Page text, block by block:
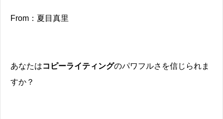
From：夏目真里
あなたはコピーライティングのパワフルさを信じられま
すか？